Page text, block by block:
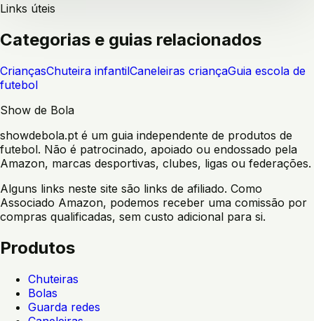
Links úteis
Categorias e guias relacionados
CriançasChuteira infantilCaneleiras criançaGuia escola de
futebol
Show de Bola
showdebola.pt é um guia independente de produtos de
futebol. Não é patrocinado, apoiado ou endossado pela
Amazon, marcas desportivas, clubes, ligas ou federações.
Alguns links neste site são links de afiliado. Como
Associado Amazon, podemos receber uma comissão por
compras qualificadas, sem custo adicional para si.
Produtos
Chuteiras
Bolas
Guarda redes